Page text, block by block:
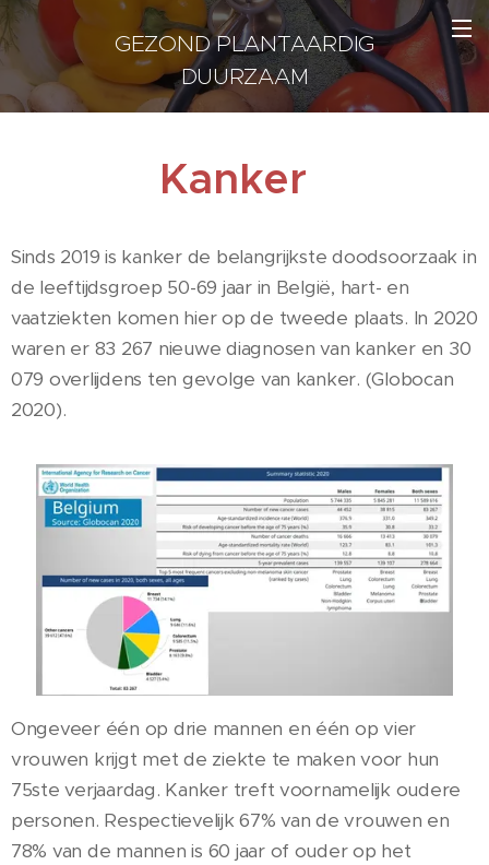
GEZOND PLANTAARDIG
DUURZAAM
Kanker
Sinds 2019 is kanker de belangrijkste doodsoorzaak in
de leeftijdsgroep 50-69 jaar in België, hart- en
vaatziekten komen hier op de tweede plaats. In 2020
waren er 83 267 nieuwe diagnosen van kanker en 30
079 overlijdens ten gevolge van kanker. (Globocan
2020).
Ongeveer één op drie mannen en één op vier
vrouwen krijgt met de ziekte te maken voor hun
75ste verjaardag. Kanker treft voornamelijk oudere
personen. Respectievelijk 67% van de vrouwen en
78% van de mannen is 60 jaar of ouder op het